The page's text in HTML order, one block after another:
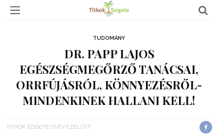
TUDOMÁNY
DR. PAPP LAJOS
EGÉSZSÉGMEGŐRZŐ TANÁCSAI,
ORRFÚJÁSRÓL, KÖNNYEZÉSRŐL-
MINDENKINEK HALLANI KELL!
TITKOK SZIGETE 6 ÉV EZELŐTT